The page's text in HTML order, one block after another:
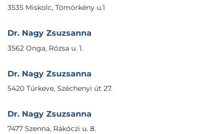
3535 Miskolc, Tömörkény u.1
Dr. Nagy Zsuzsanna
3562 Onga, Rózsa u. 1.
Dr. Nagy Zsuzsanna
5420 Túrkeve, Széchenyi út 27.
Dr. Nagy Zsuzsanna
7477 Szenna, Rákóczi u. 8.